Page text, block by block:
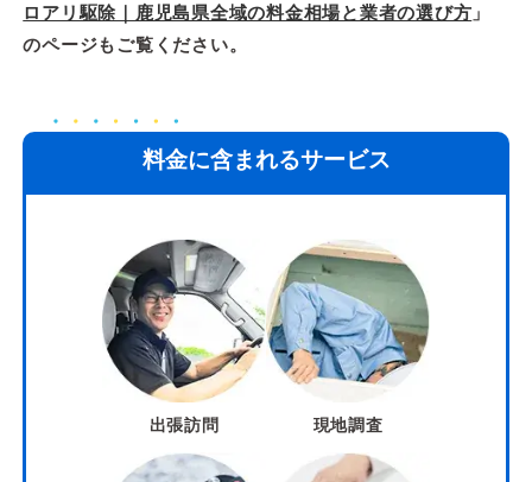
ロアリ駆除｜鹿児島県全域の料金相場と業者の選び方 」
のページもご覧ください。
料金に含まれるサービス
出張訪問 現地調査